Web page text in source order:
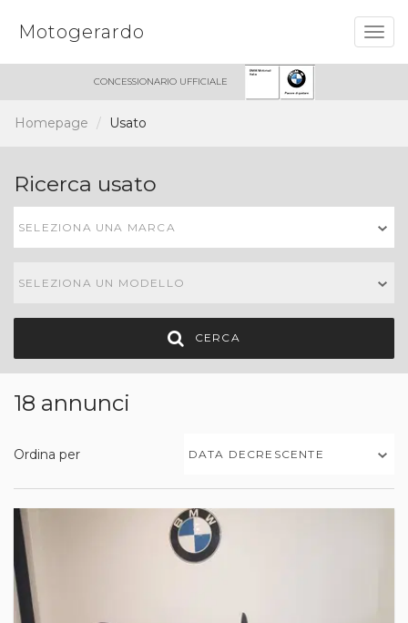
Motogerardo
CONCESSIONARIO UFFICIALE
Homepage Usato
Ricerca usato
SELEZIONA UNA MARCA
SELEZIONA UN MODELLO
CERCA
18 annunci
Ordina per DATA DECRESCENTE